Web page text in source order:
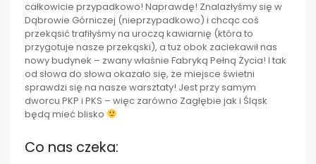
całkowicie przypadkowo! Naprawdę! Znalazłyśmy się w
Dąbrowie Górniczej (nieprzypadkowo) i chcąc coś
przekąsić trafiłyśmy na uroczą kawiarnię (która to
przygotuje nasze przekąski), a tuż obok zaciekawił nas
nowy budynek – zwany właśnie Fabryką Pełną Życia! I tak
od słowa do słowa okazało się, że miejsce świetni
sprawdzi się na nasze warsztaty! Jest przy samym
dworcu PKP i PKS – więc zarówno Zagłębie jak i Śląsk
będą mieć blisko
Co nas czeka: